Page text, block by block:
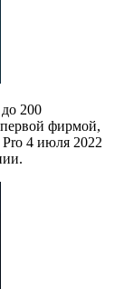
200
первой фирмой,
4 июля 2022